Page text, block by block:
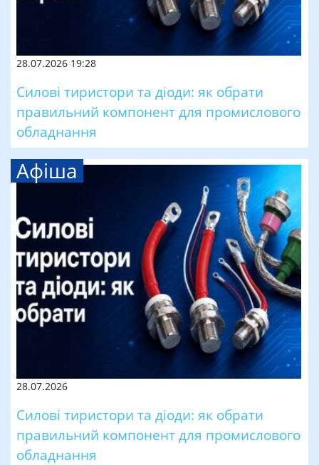
28.07.2026 19:28
Силові тиристори та діоди: як обрати
правильний компонент для промислового
обладнання
Афіша
28.07.2026
Силові тиристори та діоди: як обрати
правильний компонент для промислового
обладнання